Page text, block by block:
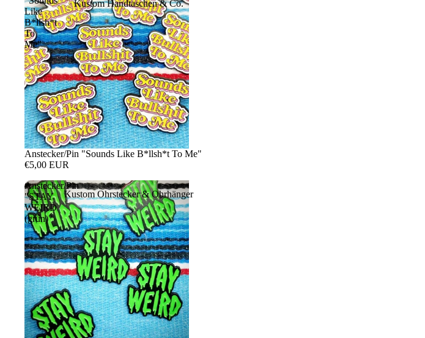
Kustom Handtaschen & Co.
Kustom Ohrstecker & Ohrhänger
Like
B*llsh*t
To
Me"
Anstecker/Pin "Sounds Like B*llsh*t To Me"
€5,00 EUR
Anstecker/Pin
"STAY
WEIRD
(grün)"